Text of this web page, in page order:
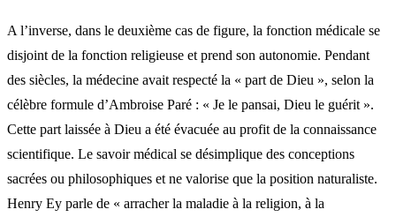
A l’inverse, dans le deuxième cas de figure, la fonction médicale se
disjoint de la fonction religieuse et prend son autonomie. Pendant
des siècles, la médecine avait respecté la « part de Dieu », selon la
célèbre formule d’Ambroise Paré : « Je le pansai, Dieu le guérit ».
Cette part laissée à Dieu a été évacuée au profit de la connaissance
scientifique. Le savoir médical se désimplique des conceptions
sacrées ou philosophiques et ne valorise que la position naturaliste.
Henry Ey parle de « arracher la maladie à la religion, à la